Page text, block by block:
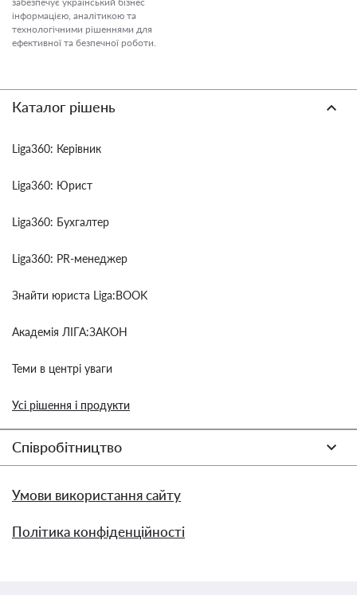
інформацією, аналітикою та
технологічними рішеннями для
ефективної та безпечної роботи.
Каталог рішень
Liga360: Керівник
Liga360: Юрист
Liga360: Бухгалтер
Liga360: PR-менеджер
Знайти юриста Liga:BOOK
Академія ЛІГА:ЗАКОН
Теми в центрі уваги
Усі рішення і продукти
Співробітництво
Умови використання сайту
Політика конфіденційності